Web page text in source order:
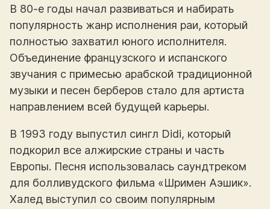
В 80-е годы начал развиваться и набирать
популярность жанр исполнения раи, который
полностью захватил юного исполнителя.
Объединение французского и испанского
звучания с примесью арабской традиционной
музыки и песен берберов стало для артиста
направлением всей будущей карьеры.
В 1993 году выпустил сингл Didi, который
подкорил все алжирские страны и часть
Европы. Песня использовалась саундтреком
для болливудского фильма «Шримен Аэшик».
Халед выступил со своим популярным